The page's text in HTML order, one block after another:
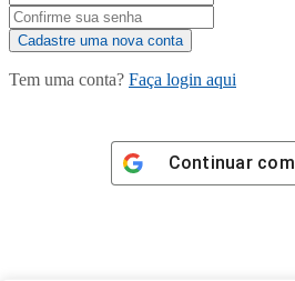
Tem uma conta? Faça login aqui
Continuar com